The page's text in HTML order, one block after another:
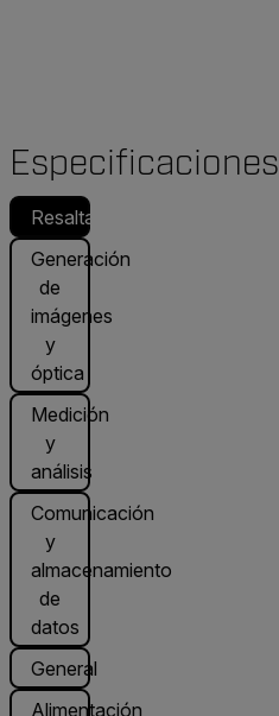
Especificaciones
Resaltado
Generación
de
imágenes
y
óptica
Medición
y
análisis
Comunicación
y
almacenamiento
de
datos
General
Alimentación